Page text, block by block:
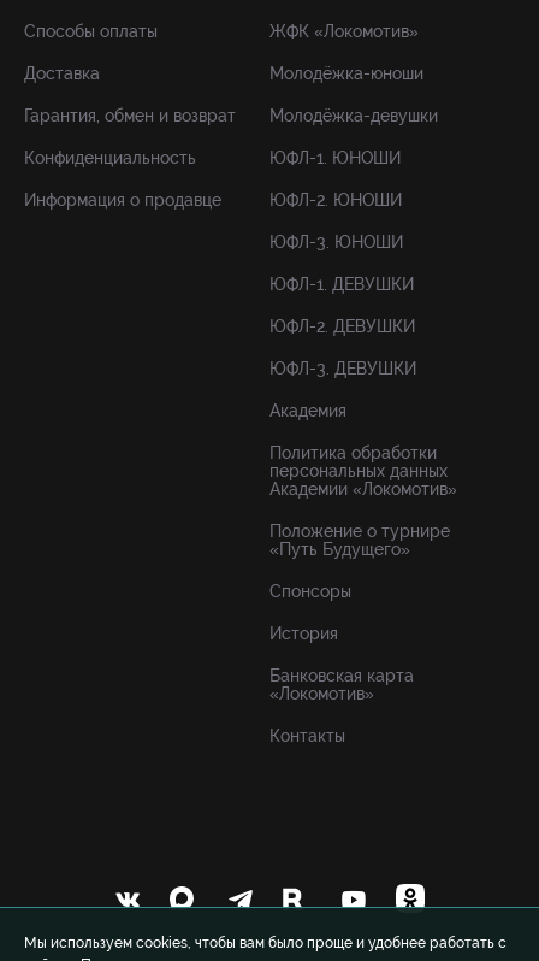
Мы используем cookies, чтобы вам было проще и удобнее работать с
Способы оплаты
Доставка
Гарантия, обмен и возврат
Конфиденциальность
Информация о продавце
ЖФК «Локомотив»
Молодёжка-юноши
Молодёжка-девушки
ЮФЛ-1. ЮНОШИ
ЮФЛ-2. ЮНОШИ
ЮФЛ-3. ЮНОШИ
ЮФЛ-1. ДЕВУШКИ
ЮФЛ-2. ДЕВУШКИ
ЮФЛ-3. ДЕВУШКИ
Академия
Политика обработки
персональных данных
Академии «Локомотив»
Положение о турнире
«Путь Будущего»
Спонсоры
История
Банковская карта
«Локомотив»
Контакты